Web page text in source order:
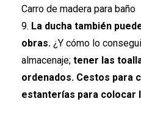
Carro de madera para baño
9. La ducha también
obras. ¿Y cómo lo
almacenaje; tener las
ordenados. Cestos para
estanterías para colocar